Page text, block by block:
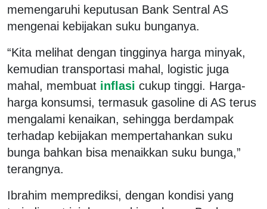
memengaruhi keputusan Bank Sentral AS
mengenai kebijakan suku bunganya.
“Kita melihat dengan tingginya harga minyak,
kemudian transportasi mahal, logistic juga
mahal, membuat inflasi cukup tinggi. Harga-
harga konsumsi, termasuk gasoline di AS terus
mengalami kenaikan, sehingga berdampak
terhadap kebijakan mempertahankan suku
bunga bahkan bisa menaikkan suku bunga,”
terangnya.
Ibrahim memprediksi, dengan kondisi yang